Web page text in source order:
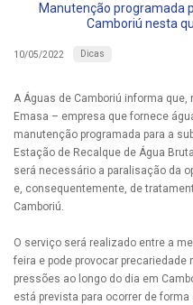
Manutenção programada
Camboriú nesta
10/05/2022 Dicas
A Águas de Camboriú informa
Emasa – empresa que fornece
manutenção programada para a
Estação de Recalque de Água
será necessário a paralisação da
e, consequentemente, de
Camboriú.
O serviço será realizado entre a
feira e pode provocar
pressões ao longo do dia em
está prevista para ocorrer de forma